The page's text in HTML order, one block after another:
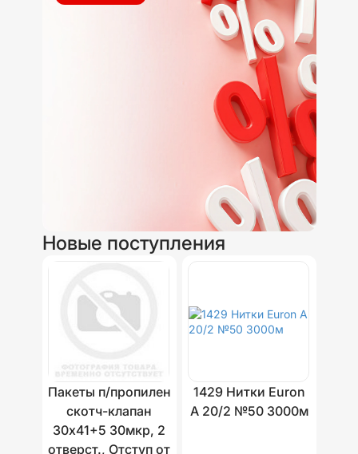
Новые поступления
Пакеты п/пропилен
скотч-клапан
30х41+5 30мкр, 2
отверст., Отступ от
1429 Нитки Euron
A 20/2 №50 3000м